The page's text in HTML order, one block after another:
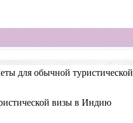
для обычной
визы в Индию